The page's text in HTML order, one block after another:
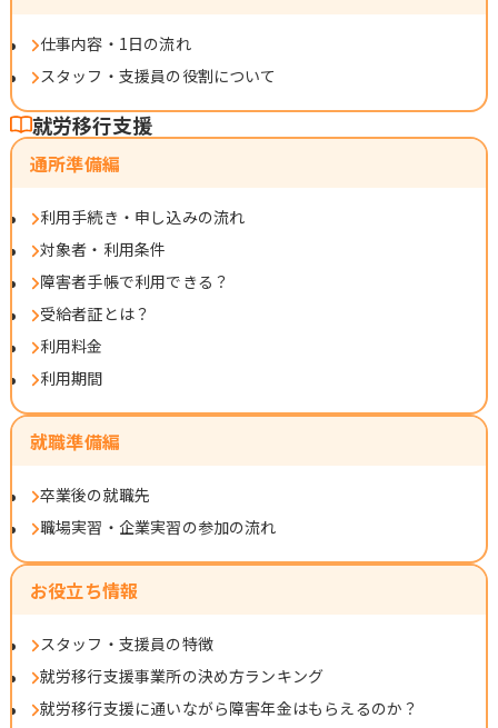
仕事内容・1日の流れ
スタッフ・支援員の役割について
就労移行支援
通所準備編
利用手続き・申し込みの流れ
対象者・利用条件
障害者手帳で利用できる？
受給者証とは？
利用料金
利用期間
就職準備編
卒業後の就職先
職場実習・企業実習の参加の流れ
お役立ち情報
スタッフ・支援員の特徴
就労移行支援事業所の決め方ランキング
就労移行支援に通いながら障害年金はもらえるのか？